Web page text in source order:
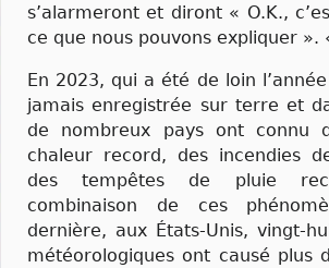
s’alarmeront et diront « O.K.,
ce que nous pouvons expliquer ».
En 2023, qui a été de loin
jamais enregistrée sur terre et
de nombreux pays ont connu
chaleur record, des incendies
des tempêtes de pluie
combinaison de ces
dernière, aux États-Unis, vingt-
météorologiques ont causé plus